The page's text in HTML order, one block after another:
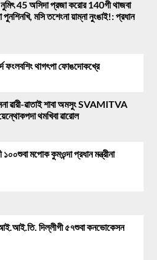
45 অসিদা প্রজা করোর 140গী থাজবা
মসি তশেংনা য়াম্না নুংঙাই!: প্রধান
ফংলবশিং থাগৎপা ফোঙদোকখ্রে
ৱারী-ৱাতাই শাবা অমসুং SVAMITVA
থমখিবা ৱারোল
মপোক কুমওন্দা প্রধান মন্ত্রীনা
আই.আই.তি. দিল্লীগী ৫৭শুবা কনভোকেসন